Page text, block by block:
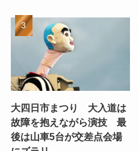
大四日市まつり 大入道は
故障を抱えながら演技 最
後は山車5台が交差点会場